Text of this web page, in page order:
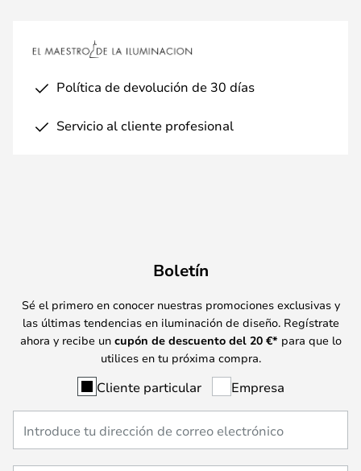
Política de devolución de 30 días
Servicio al cliente profesional
Boletín
Sé el primero en conocer nuestras promociones exclusivas y
las últimas tendencias en iluminación de diseño. Regístrate
ahora y recibe un cupón de descuento del 20 €* para que lo
utilices en tu próxima compra.
Cliente particular Empresa